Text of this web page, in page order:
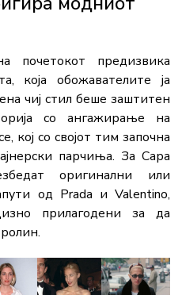
почетокот предизвика
која обожавателите ја
чиј стил беше заштитен
со ангажирање на
кој со својот тим започна
парчиња. За Сара
оригинални или
од Prada и Valentino,
прилагодени за да